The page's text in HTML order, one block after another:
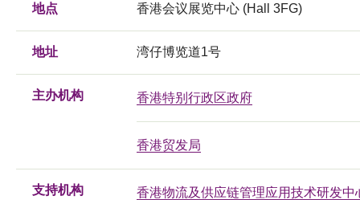
地点 香港会议展览中心 (Hall 3FG)
地址 湾仔博览道1号
主办机构 香港特别行政区政府
香港贸发局
支持机构 香港物流及供应链管理应用技术研发中